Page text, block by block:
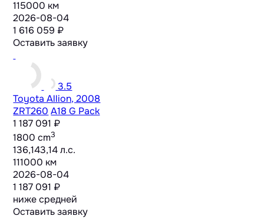
115000 км
2026-08-04
1 616 059 ₽
Оставить заявку
3.5
Toyota Allion, 2008
ZRT260 A18 G Pack
1 187 091 ₽
1800 cm3
136,143,14 л.с.
111000 км
2026-08-04
1 187 091 ₽
ниже средней
Оставить заявку